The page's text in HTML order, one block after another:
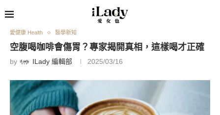
愛健康 Health 醫學新知
空腹喝咖啡會傷胃？專家揭開真相，這樣喝才正確
by ILady 編輯部 2025/03/16